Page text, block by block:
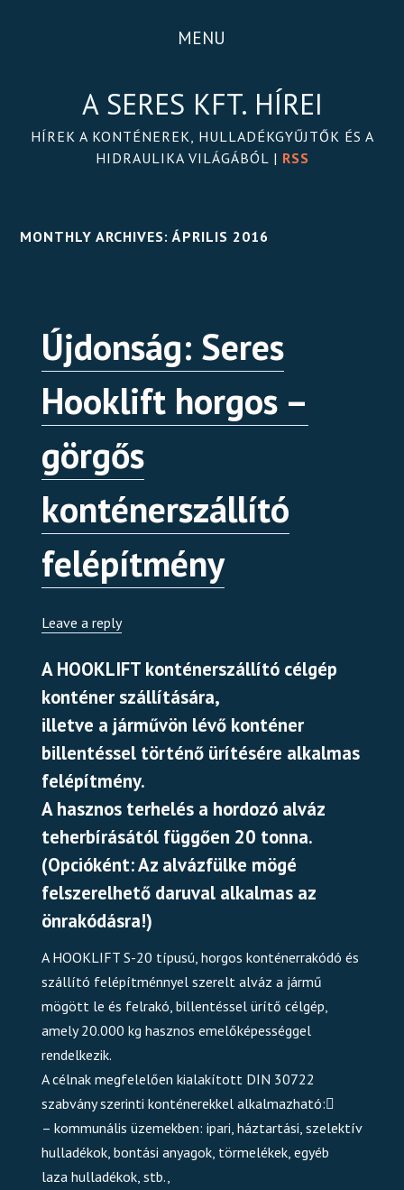
MENU
A SERES KFT. HÍREI
HÍREK A KONTÉNEREK, HULLADÉKGYŰJTŐK ÉS A
HIDRAULIKA VILÁGÁBÓL | RSS
MONTHLY ARCHIVES:ÁPRILIS 2016
Újdonság: Seres
Hooklift horgos –
görgős
konténerszállító
felépítmény
Leave a reply
A HOOKLIFT konténerszállító célgép
konténer szállítására,
illetve a járművön lévő konténer
billentéssel történő ürítésére alkalmas
felépítmény.
A hasznos terhelés a hordozó alváz
teherbírásától függően 20 tonna.
(Opcióként: Az alvázfülke mögé
felszerelhető daruval alkalmas az
önrakódásra!)
A HOOKLIFT S-20 típusú, horgos konténerrakódó és
szállító felépítménnyel szerelt alváz a jármű
mögött le és felrakó, billentéssel ürítő célgép,
amely 20.000 kg hasznos emelőképességgel
rendelkezik.
A célnak megfelelően kialakított DIN 30722
szabvány szerinti konténerekkel alkalmazható:􀀂
– kommunális üzemekben: ipari, háztartási, szelektív
hulladékok, bontási anyagok, törmelékek, egyéb
laza hulladékok, stb.,